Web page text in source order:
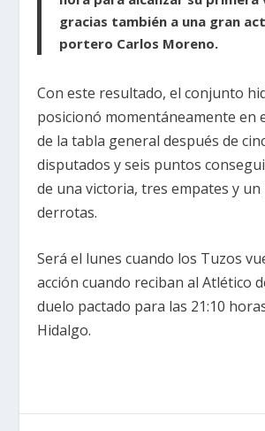
gracias también a una gran
portero Carlos Moreno.
Con este resultado, el conjunto
posicionó momentáneamente en
de la tabla general después de
disputados y seis puntos
de una victoria, tres empates y un
derrotas.
Será el lunes cuando los Tuzos
acción cuando reciban al Atlético
duelo pactado para las 21:10
Hidalgo.